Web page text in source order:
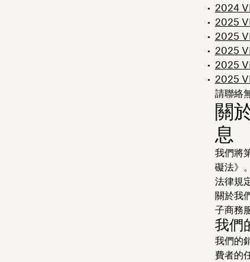
2024
2025
2025
2025
2025
2025
請聯絡
關
息
我們將
礙法》
法律規
關於我
子商務
我們
我們的
費者的